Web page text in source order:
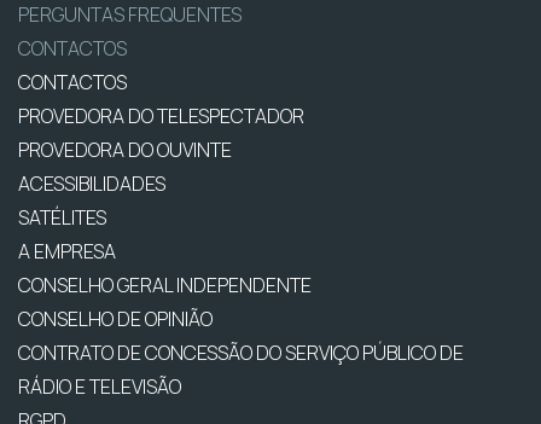
PERGUNTAS FREQUENTES
CONTACTOS
CONTACTOS
PROVEDORA DO TELESPECTADOR
PROVEDORA DO OUVINTE
ACESSIBILIDADES
SATÉLITES
A EMPRESA
CONSELHO GERAL INDEPENDENTE
CONSELHO DE OPINIÃO
CONTRATO DE CONCESSÃO DO SERVIÇO PÚBLICO DE
RÁDIO E TELEVISÃO